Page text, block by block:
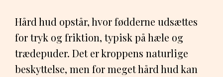
Hård hud opstår, hvor fødderne udsættes
for tryk og friktion, typisk på hæle og
trædepuder. Det er kroppens naturlige
beskyttelse, men for meget hård hud kan